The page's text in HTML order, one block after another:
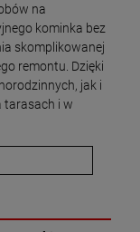
na
kominka bez
skomplikowanej
remontu. Dzięki
jak i
tarasach i w